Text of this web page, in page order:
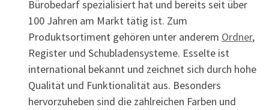
Bürobedarf spezialisiert hat und bereits seit über
100 Jahren am Markt tätig ist. Zum
Produktsortiment gehören unter anderem Ordner,
Register und Schubladensysteme. Esselte ist
international bekannt und zeichnet sich durch hohe
Qualität und Funktionalität aus. Besonders
hervorzuheben sind die zahlreichen Farben und